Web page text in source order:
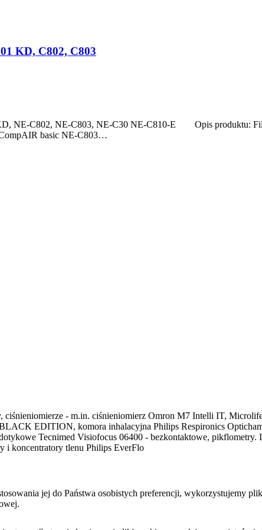
KD, C802, C803
NE-C802, NE-C803, NE-C30 NE-C810-E Opis produktu:
basic NE-C803…
ciśnieniomierze - m.in. ciśnieniomierz Omron M7 Intelli IT,
EDITION, komora inhalacyjna Philips Respironics
Tecnimed Visiofocus 06400 - bezkontaktowe,
i koncentratory tlenu Philips EverFlo
jej do Państwa osobistych preferencji, wykorzystujemy